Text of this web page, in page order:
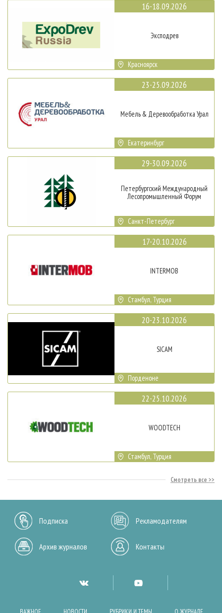
16-18.09.2026
Эксподрев
Красноярск
23-25.09.2026
Мебель & Деревообработка Урал
Екатеринбург
29-30.09.2026
Петербургский Международный
Лесопромышленный Форум
Санкт-Петербург
17-20.10.2026
INTERMOB
Стамбул, Турция
20-23.10.2026
SICAM
Порденоне
22-25.10.2026
WOODTECH
Стамбул, Турция
Смотреть все
Подписка Рекламодателям
Архив журналов Контакты